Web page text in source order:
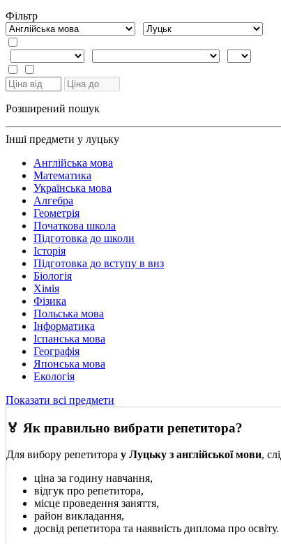
Фiльтр
Розширений пошук
Інші предмети у луцьку
Англійська мова
Математика
Українська мова
Алгебра
Геометрія
Початкова школа
Підготовка до школи
Історія
Підготовка до вступу в внз
Біологія
Хімія
Фізика
Польська мова
Інформатика
Іспанська мова
Географія
Японська мова
Екологія
Показати всі предмети
🏅 Як правильно вибрати репетитора?
Для вибору репетитора у Луцьку з англійської мови,
ціна за годину навчання,
відгук про репетитора,
місце проведення заняття,
район викладання,
досвід репетитора та наявність диплома про освіту.